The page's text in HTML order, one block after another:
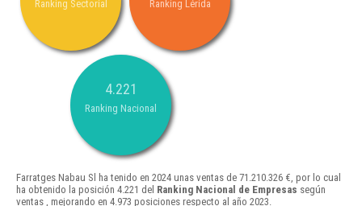
Ranking Sectorial Ranking Lérida
4.221
Ranking Nacional
Farratges Nabau Sl ha tenido en 2024 unas ventas de 71.210.326 €, por lo cual
ha obtenido la posición 4.221 del Ranking Nacional de Empresas según
ventas , mejorando en 4.973 posiciones respecto al año 2023.